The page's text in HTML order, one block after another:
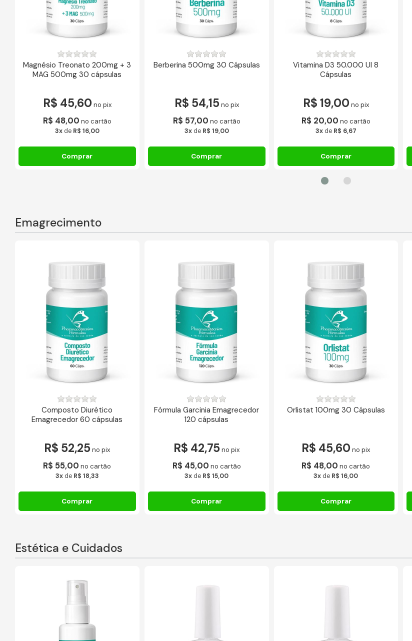
Magnésio Treonato 200mg + 3
MAG 500mg 30 cápsulas
R$ 45,60 no pix
R$ 48,00 no cartão
3xde R$ 16,00
Berberina 500mg 30 Cápsulas
R$ 54,15 no pix
R$ 57,00 no cartão
3xde R$ 19,00
Vitamina D3 50.000 UI 8
Cápsulas
R$ 19,00 no pix
R$ 20,00 no cartão
3xde R$ 6,67
Emagrecimento
Composto Diurético
Emagrecedor 60 cápsulas
R$ 52,25 no pix
R$ 55,00 no cartão
3xde R$ 18,33
Fórmula Garcinia Emagrecedor
120 cápsulas
R$ 42,75 no pix
R$ 45,00 no cartão
3x de R$ 15,00
Orlistat 100mg 30 Cápsulas
R$ 45,60 no pix
R$ 48,00 no cartão
3x de R$ 16,00
Estética e Cuidados